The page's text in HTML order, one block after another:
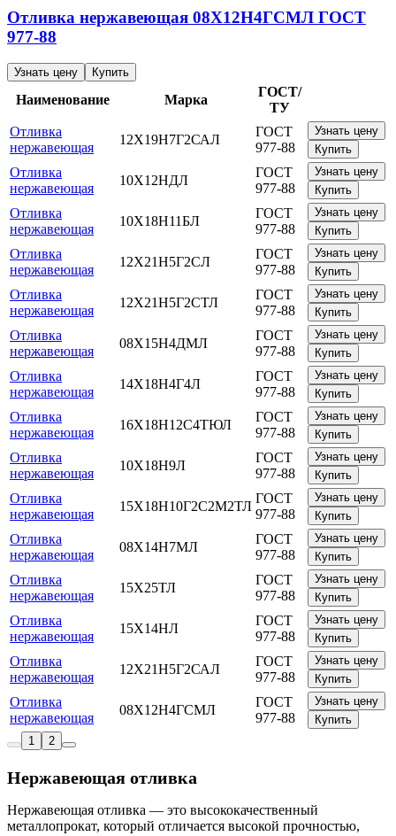
Отливка нержавеющая 08Х12Н4ГСМЛ ГОСТ
977-88
Узнать цену Купить
Наименование Марка
ГОСТ/
ТУ
Отливка
нержавеющая
12Х19Н7Г2САЛ
ГОСТ
977-88
Узнать цену
Купить
Отливка
нержавеющая
10Х12НДЛ
ГОСТ
977-88
Узнать цену
Купить
Отливка
нержавеющая
10Х18Н11БЛ
ГОСТ
977-88
Узнать цену
Купить
Отливка
нержавеющая
12Х21Н5Г2СЛ
ГОСТ
977-88
Узнать цену
Купить
Отливка
нержавеющая
12Х21Н5Г2СТЛ
ГОСТ
977-88
Узнать цену
Купить
Отливка
нержавеющая
08Х15Н4ДМЛ
ГОСТ
977-88
Узнать цену
Купить
Отливка
нержавеющая
14Х18Н4Г4Л
ГОСТ
977-88
Узнать цену
Купить
Отливка
нержавеющая
16Х18Н12С4ТЮЛ
ГОСТ
977-88
Узнать цену
Купить
Отливка
нержавеющая
10Х18Н9Л
ГОСТ
977-88
Узнать цену
Купить
Отливка
нержавеющая
15Х18Н10Г2С2М2ТЛ
ГОСТ
977-88
Узнать цену
Купить
Отливка
нержавеющая
08Х14Н7МЛ
ГОСТ
977-88
Узнать цену
Купить
Отливка
нержавеющая
15Х25ТЛ
ГОСТ
977-88
Узнать цену
Купить
Отливка
нержавеющая
15Х14НЛ
ГОСТ
977-88
Узнать цену
Купить
Отливка
нержавеющая
12Х21Н5Г2САЛ
ГОСТ
977-88
Узнать цену
Купить
Отливка
нержавеющая
08Х12Н4ГСМЛ
ГОСТ
977-88
Узнать цену
Купить
1
2
Нержавеющая отливка
Нержавеющая отливка — это высококачественный
металлопрокат, который отличается высокой прочностью,